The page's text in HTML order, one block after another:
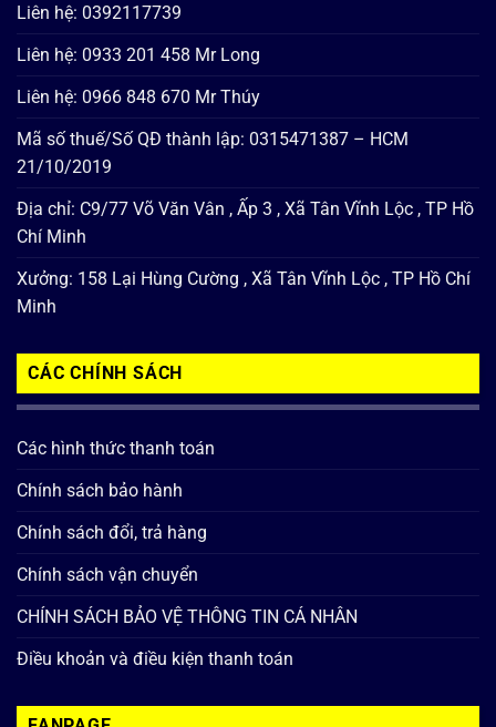
Liên hệ: 0392117739
Liên hệ: 0933 201 458 Mr Long
Liên hệ: 0966 848 670 Mr Thúy
Mã số thuế/Số QĐ thành lập: 0315471387 – HCM
21/10/2019
Địa chỉ: C9/77 Võ Văn Vân , Ấp 3 , Xã Tân Vĩnh Lộc , TP Hồ
Chí Minh
Xưởng: 158 Lại Hùng Cường , Xã Tân Vĩnh Lộc , TP Hồ Chí
Minh
CÁC CHÍNH SÁCH
Các hình thức thanh toán
Chính sách bảo hành
Chính sách đổi, trả hàng
Chính sách vận chuyển
CHÍNH SÁCH BẢO VỆ THÔNG TIN CÁ NHÂN
Điều khoản và điều kiện thanh toán